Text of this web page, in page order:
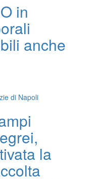
in
anche
di Napoli
la